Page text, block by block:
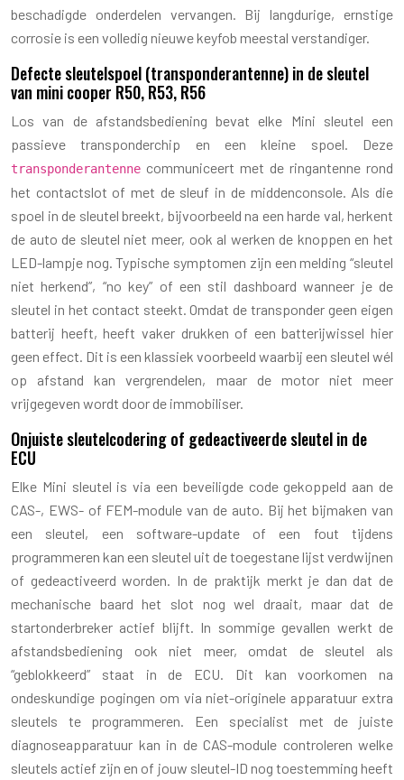
beschadigde onderdelen vervangen. Bij langdurige, ernstige
corrosie is een volledig nieuwe keyfob meestal verstandiger.
Defecte sleutelspoel (transponderantenne) in de sleutel
van mini cooper R50, R53, R56
Los van de afstandsbediening bevat elke Mini sleutel een
passieve transponderchip en een kleine spoel. Deze
transponderantenne communiceert met de ringantenne rond
het contactslot of met de sleuf in de middenconsole. Als die
spoel in de sleutel breekt, bijvoorbeeld na een harde val, herkent
de auto de sleutel niet meer, ook al werken de knoppen en het
LED-lampje nog. Typische symptomen zijn een melding “sleutel
niet herkend”, “no key” of een stil dashboard wanneer je de
sleutel in het contact steekt. Omdat de transponder geen eigen
batterij heeft, heeft vaker drukken of een batterijwissel hier
geen effect. Dit is een klassiek voorbeeld waarbij een sleutel wél
op afstand kan vergrendelen, maar de motor niet meer
vrijgegeven wordt door de immobiliser.
Onjuiste sleutelcodering of gedeactiveerde sleutel in de
ECU
Elke Mini sleutel is via een beveiligde code gekoppeld aan de
CAS-, EWS- of FEM-module van de auto. Bij het bijmaken van
een sleutel, een software-update of een fout tijdens
programmeren kan een sleutel uit de toegestane lijst verdwijnen
of gedeactiveerd worden. In de praktijk merkt je dan dat de
mechanische baard het slot nog wel draait, maar dat de
startonderbreker actief blijft. In sommige gevallen werkt de
afstandsbediening ook niet meer, omdat de sleutel als
“geblokkeerd” staat in de ECU. Dit kan voorkomen na
ondeskundige pogingen om via niet-originele apparatuur extra
sleutels te programmeren. Een specialist met de juiste
diagnoseapparatuur kan in de CAS-module controleren welke
sleutels actief zijn en of jouw sleutel-ID nog toestemming heeft